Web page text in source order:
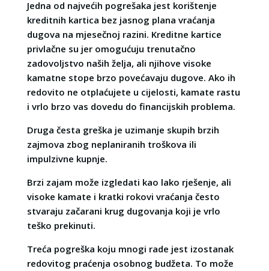
Jedna od najvećih pogrešaka jest korištenje
kreditnih kartica bez jasnog plana vraćanja
dugova na mjesečnoj razini. Kreditne kartice
privlačne su jer omogućuju trenutačno
zadovoljstvo naših želja, ali njihove visoke
kamatne stope brzo povećavaju dugove. Ako ih
redovito ne otplaćujete u cijelosti, kamate rastu
i vrlo brzo vas dovedu do financijskih problema.
Druga česta greška je uzimanje skupih brzih
zajmova zbog neplaniranih troškova ili
impulzivne kupnje.
Brzi zajam može izgledati kao lako rješenje, ali
visoke kamate i kratki rokovi vraćanja često
stvaraju začarani krug dugovanja koji je vrlo
teško prekinuti.
Treća pogreška koju mnogi rade jest izostanak
redovitog praćenja osobnog budžeta. To može